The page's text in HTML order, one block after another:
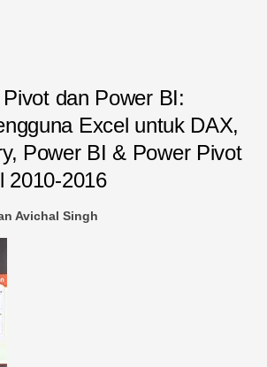
dan Power BI:
Excel untuk DAX,
Power BI & Power Pivot
2010-2016
Avichal Singh